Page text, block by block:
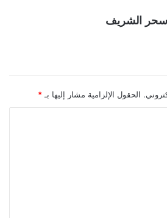
سحر الشريف
الحقول الإلزامية مشار إليها بـ *